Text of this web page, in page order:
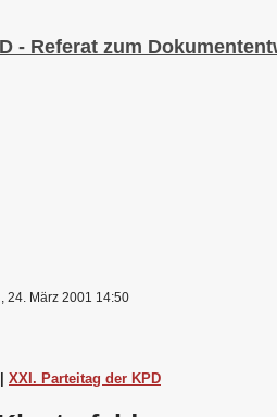
- Referat zum
24. März 2001 14:50
XXI. Parteitag der KPD